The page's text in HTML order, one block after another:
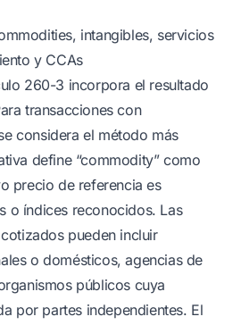
intangibles, servicios
y CCAs
260-3 incorpora el resultado
transacciones con
considera el método más
define “commodity” como
precio de referencia es
o índices reconocidos. Las
pueden incluir
o domésticos, agencias de
públicos cuya
por partes independientes. El